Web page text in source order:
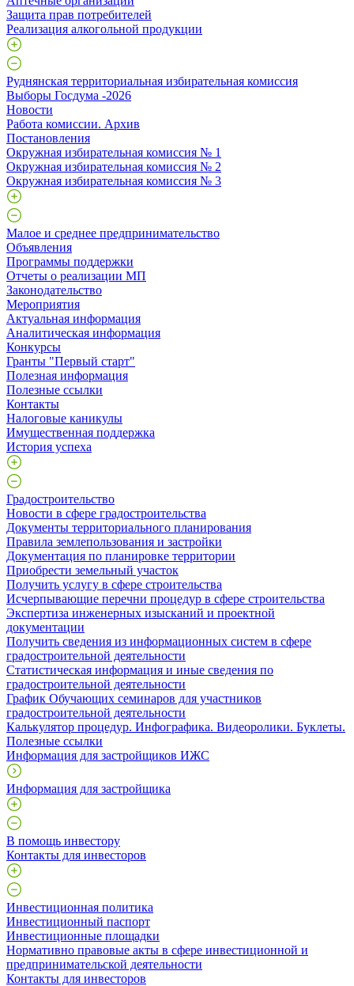
Защита прав потребителей
Реализация алкогольной продукции
Руднянская территориальная избирательная комиссия
Выборы Госдума -2026
Новости
Работа комиссии. Архив
Постановления
Окружная избирательная комиссия № 1
Окружная избирательная комиссия № 2
Окружная избирательная комиссия № 3
Малое и среднее предпринимательство
Объявления
Программы поддержки
Отчеты о реализации МП
Законодательство
Мероприятия
Актуальная информация
Аналитическая информация
Конкурсы
Гранты "Первый старт"
Полезная информация
Полезные ссылки
Контакты
Налоговые каникулы
Имущественная поддержка
История успеха
Градостроительство
Новости в сфере градостроительства
Документы территориального планирования
Правила землепользования и застройки
Документация по планировке территории
Приобрести земельный участок
Получить услугу в сфере строительства
Исчерпывающие перечни процедур в сфере строительства
Экспертиза инженерных изысканий и проектной
документации
Получить сведения из информационных систем в сфере
градостроительной деятельности
Статистическая информация и иные сведения по
градостроительной деятельности
График Обучающих семинаров для участников
градостроительной деятельности
Калькулятор процедур. Инфографика. Видеоролики. Буклеты.
Полезные ссылки
Информация для застройщиков ИЖС
Информация для застройщика
В помощь инвестору
Контакты для инвесторов
Инвестиционная политика
Инвестиционный паспорт
Инвестиционные площадки
Нормативно правовые акты в сфере инвестиционной и
предпринимательской деятельности
Контакты для инвесторов